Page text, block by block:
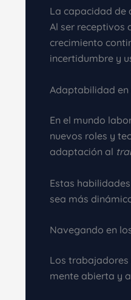
La capacidad de
Al ser receptivos
crecimiento
incertidumbre y
Adaptabilidad en
En el mundo
nuevos roles y
adaptación al
Estas
sea más
Navegando en
Los trabajadores
mente abierta y